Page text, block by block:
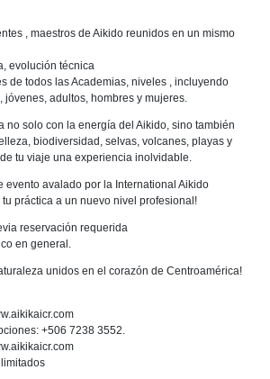
, maestros de Aikido reunidos en un mismo
evolución técnica
de todos las Academias, niveles , incluyendo
jóvenes, adultos, hombres y mujeres.
no solo con la energía del Aikido, sino también
biodiversidad, selvas, volcanes, playas y
tu viaje una experiencia inolvidable.
evento avalado por la International Aikido
práctica a un nuevo nivel profesional!
reservación requerida
en general.
unidos en el corazón de Centroamérica!
+506 7238 3552.